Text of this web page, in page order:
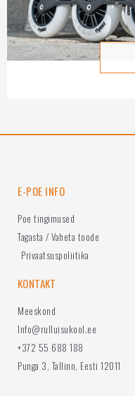
E-POE INFO
Poe tingimused
Tagasta / Vaheta toode
Privaatsuspoliitika
KONTAKT
Meeskond
Info@rulluisukool.ee
+372 55 688 188
Punga 3, Tallinn, Eesti 12011